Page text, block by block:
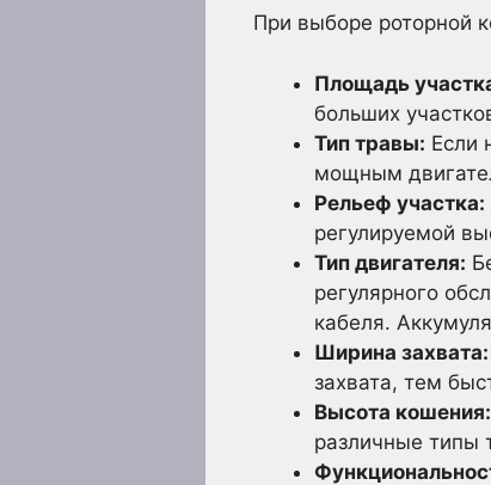
При выборе роторной
Площадь
больших
Тип травы: Если
мощным
Рельеф участка:
регулируемой
Тип двигателя:
регулярного
кабеля.
Ширина захвата:
захвата, тем
Высота кошения:
различные типы